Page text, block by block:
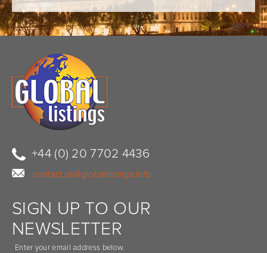
+44 (0) 20 7702 4436
contact.us@globallistings.info
SIGN UP TO OUR
NEWSLETTER
Enter your email address below.